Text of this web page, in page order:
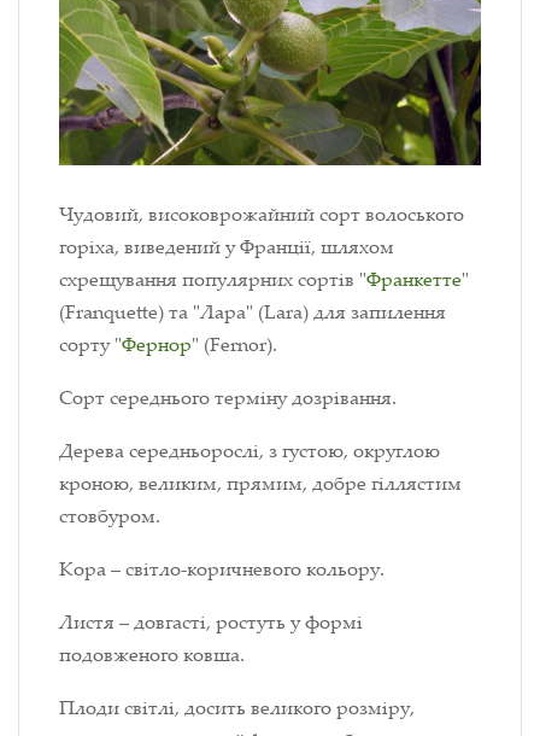
Чудовий, високоврожайний сорт волоського
горіха, виведений у Франції, шляхом
схрещування популярних сортів "Франкетте"
(Franquette) та "Лара" (Lara) для запилення
сорту "Фернор" (Fernor).
Сорт середнього терміну дозрівання.
Дерева середньорослі, з густою, округлою
кроною, великим, прямим, добре гіллястим
стовбуром.
Кора – світло-коричневого кольору.
Листя – довгасті, ростуть у формі
подовженого ковша.
Плоди світлі, досить великого розміру,